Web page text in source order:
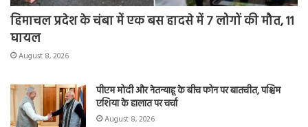
हिमाचल प्रदेश के चंबा में एक बस हादसे में 7 लोगों की मौत, 11
घायल
August 8, 2026
पीएम मोदी और नेतन्याहू के बीच फोन पर बातचीत, पश्चिम
एशिया के हालात पर चर्चा
August 8, 2026